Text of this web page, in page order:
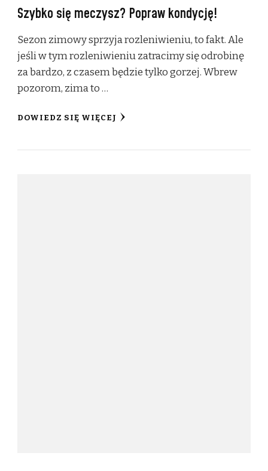
Szybko się meczysz? Popraw kondycję!
Sezon zimowy sprzyja rozleniwieniu, to fakt. Ale
jeśli w tym rozleniwieniu zatracimy się odrobinę
za bardzo, z czasem będzie tylko gorzej. Wbrew
pozorom, zima to …
DOWIEDZ SIĘ WIĘCEJ